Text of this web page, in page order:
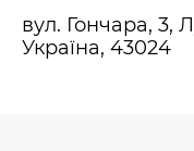
вул. Гончара, 3,
Україна, 43024